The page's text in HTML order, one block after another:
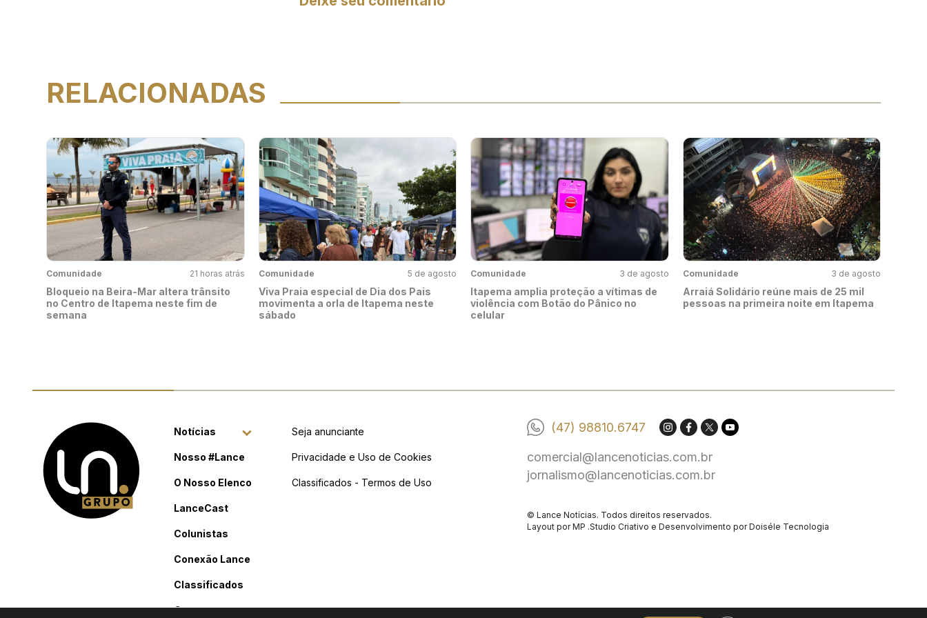
RELACIONADAS
Comunidade 21 horas atrás
Bloqueio na Beira-Mar altera trânsito
no Centro de Itapema neste fim de
semana
Comunidade 5 de agosto
Viva Praia especial de Dia dos Pais
movimenta a orla de Itapema neste
sábado
Comunidade 3 de agosto
Itapema amplia proteção a vítimas de
violência com Botão do Pânico no
celular
Comunidade 3 de agosto
Arraiá Solidário reúne mais de 25 mil
pessoas na primeira noite em Itapema
Notícias
Nosso #Lance
O Nosso Elenco
LanceCast
Colunistas
Conexão Lance
Classificados
Contato
Seja anunciante
Privacidade e Uso de Cookies
Classificados - Termos de Uso
(47) 98810.6747
comercial@lancenoticias.com.br
jornalismo@lancenoticias.com.br
© Lance Notícias. Todos direitos reservados.
Layout porMP .Studio Criativo e Desenvolvimento porDoiséle Tecnologia